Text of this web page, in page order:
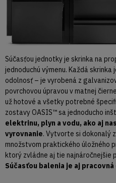
Súčasťou jednotky je skrinka na
jednoduchú výmenu. Každá skrinka
odolnosť – je vyrobená z
povrchovou úpravou v matnej
už hotové a všetky potrebné
zostavy OASIS™ sa jednoducho
elektrinu, plyn a vodu, ako aj
vyrovnanie. Vytvorte si dokonalý
množstvom praktického úložného
ktorý zvládne aj tie najnáročnejšie
Súčasťou balenia je aj